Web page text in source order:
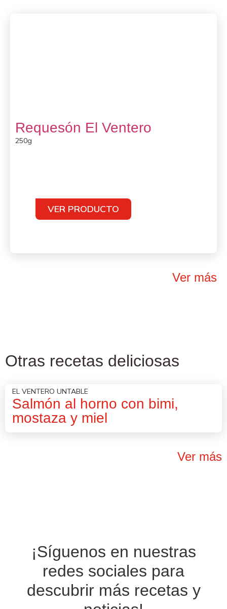
Requesón El Ventero
250g
VER PRODUCTO
Ver más
Otras recetas deliciosas
EL VENTERO UNTABLE
Salmón al horno con bimi,
mostaza y miel
Ver más
¡Síguenos en nuestras
redes sociales para
descubrir más recetas y